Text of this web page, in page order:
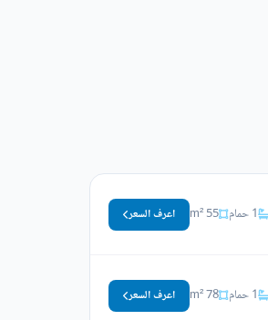
1 حمام 55 m² اعرف السعر
1 حمام 78 m² اعرف السعر